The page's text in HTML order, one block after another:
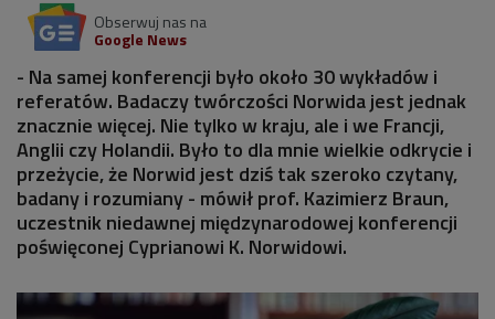
Obserwuj nas na
Google News
- Na samej konferencji było około 30 wykładów i
referatów. Badaczy twórczości Norwida jest jednak
znacznie więcej. Nie tylko w kraju, ale i we Francji,
Anglii czy Holandii. Było to dla mnie wielkie odkrycie i
przeżycie, że Norwid jest dziś tak szeroko czytany,
badany i rozumiany - mówił prof. Kazimierz Braun,
uczestnik niedawnej międzynarodowej konferencji
poświęconej Cyprianowi K. Norwidowi.